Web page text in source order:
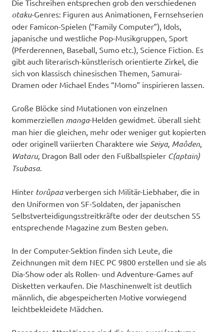
Die Tischreihen entsprechen grob den verschiedenen
otaku-Genres: Figuren aus Animationen, Fernsehserien
oder Famicon-Spielen (“Family Computer”), Idols,
japanische und westliche Pop-Musikgruppen, Sport
(Pferderennen, Baseball, Sumo etc.), Science Fiction. Es
gibt auch literarisch-künstlerisch orientierte Zirkel, die
sich von klassisch chinesischen Themen, Samurai-
Dramen oder Michael Endes “Momo” inspirieren lassen.
Große Blöcke sind Mutationen von einzelnen
kommerziellen manga-Helden gewidmet. überall sieht
man hier die gleichen, mehr oder weniger gut kopierten
oder originell variierten Charaktere wie Seiya, Maôden
Wataru, Dragon Ball oder den Fußballspieler C(aptain)
Tsubasa.
Hinter torûpaaverbergen sich Militär-Liebhaber, die in
den Uniformen von SF-Soldaten, der japanischen
Selbstverteidigungsstreitkräfte oder der deutschen SS
entsprechende Magazine zum Besten geben.
In der Computer-Sektion finden sich Leute, die
Zeichnungen mit dem NEC PC 9800 erstellen und sie als
Dia-Show oder als Rollen- und Adventure-Games auf
Disketten verkaufen. Die Maschinenwelt ist deutlich
männlich, die abgespeicherten Motive vorwiegend
leichtbekleidete Mädchen.